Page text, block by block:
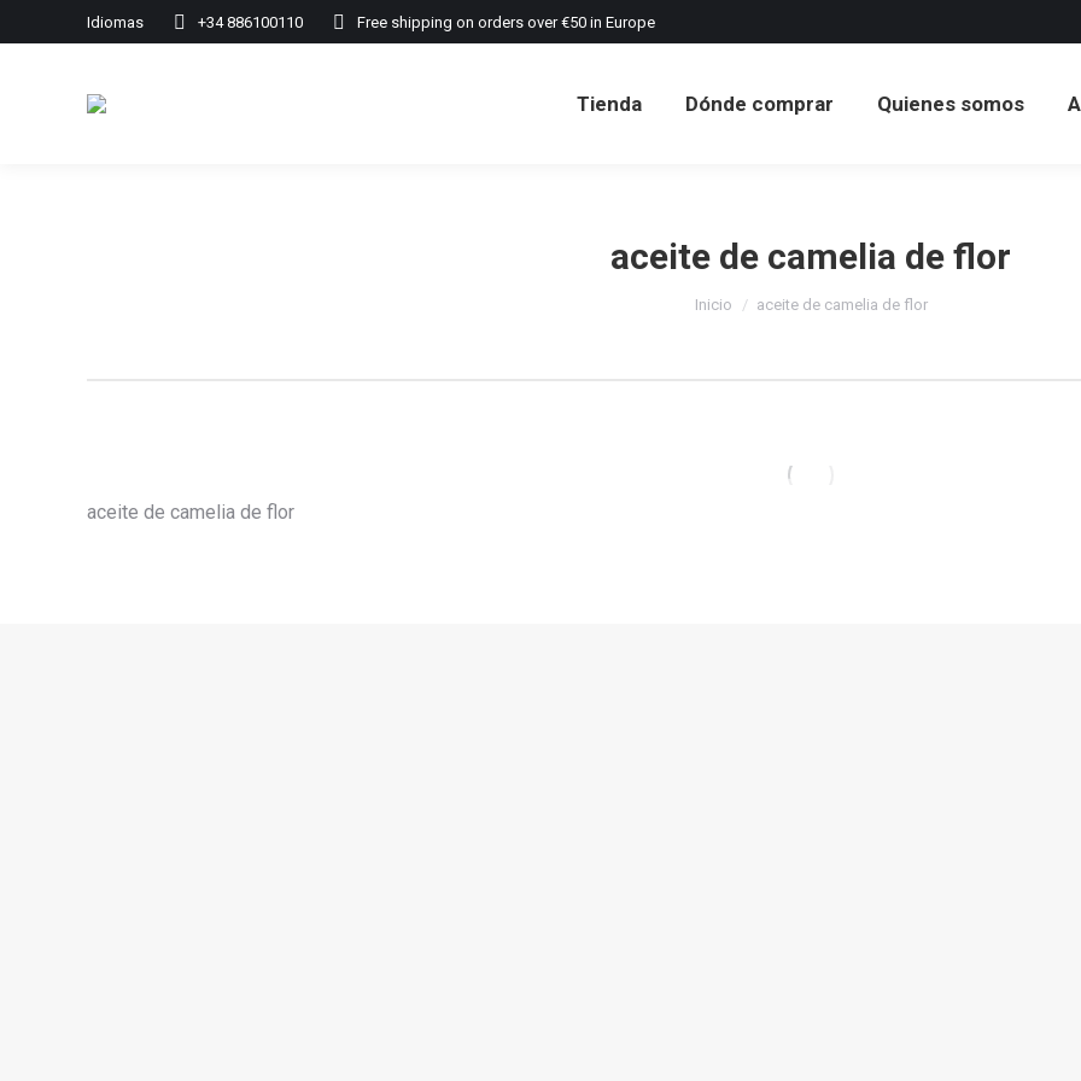
Idiomas +34 886100110 Free shipping on orders over €50 in Europe
Tienda Dónde comprar Quienes somos
aceite de camelia de flor
Estás aquí:
Inicio aceite de camelia de flor
aceite de camelia de flor
Tienda Dónde comprar Quienes somos